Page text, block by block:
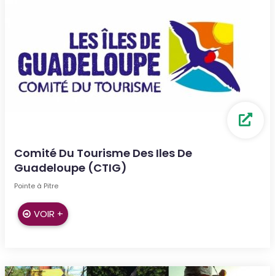
Comité Du Tourisme Des Iles De
Guadeloupe (CTIG)
Pointe à Pitre
VOIR +